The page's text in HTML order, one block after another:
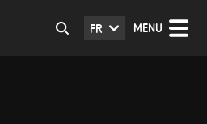
MENU
FR